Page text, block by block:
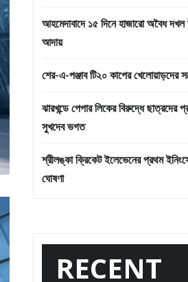
আহমেদাবাদে ১৫ দিনে হাজারো অবৈধ
আদায়
শের-এ-পঞ্জাব টি২০ কাপের খেলোয়াড়দের
ঝারখন্ডে পেপার লিকের বিরুদ্ধে ছাত্রদের
সুখদেব ভগত
শ্রীলঙ্কা ক্রিকেট ইলেভেনের প্রথম
ঘোষণা
RECENT